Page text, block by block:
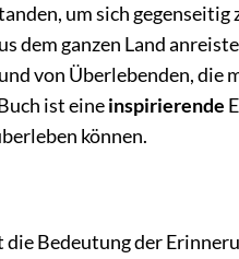
um sich
ganzen Land
von Überlebenden, die
ist eineinspirierende
können.
die Bedeutung der